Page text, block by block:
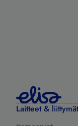
Laitteet & liittymät